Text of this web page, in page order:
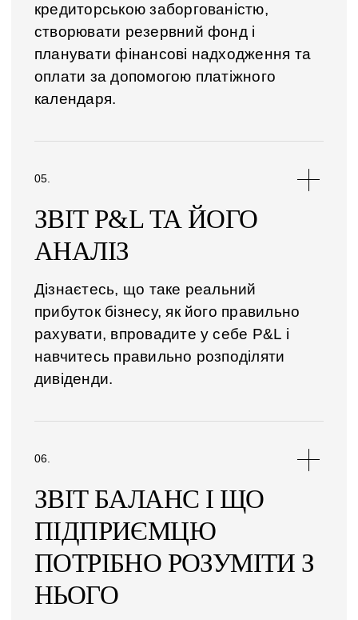
кредиторською заборгованістю,
створювати резервний фонд і
планувати фінансові надходження та
оплати за допомогою платіжного
календаря.
ЗВІТ P&L ТА ЙОГО
АНАЛІЗ
Дізнаєтесь, що таке реальний
прибуток бізнесу, як його правильно
рахувати, впровадите у себе P&L і
навчитесь правильно розподіляти
дивіденди.
ЗВІТ БАЛАНС І ЩО
ПІДПРИЄМЦЮ
ПОТРІБНО РОЗУМІТИ З
НЬОГО